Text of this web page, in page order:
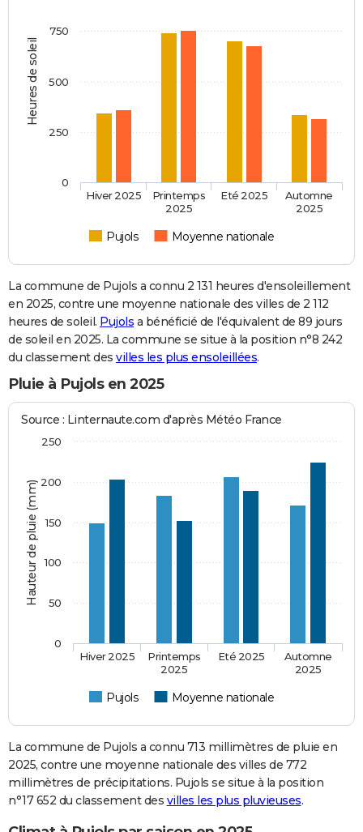
Heures de soleil
Pujols Moyenne nationale
Hiver 2025
Printemps
2025
Eté 2025
Automne
2025
0
250
500
750
La commune de Pujols a connu 2 131 heures d'ensoleillement
en 2025, contre une moyenne nationale des villes de 2 112
heures de soleil. Pujols a bénéficié de l'équivalent de 89 jours
de soleil en 2025. La commune se situe à la position n°8 242
du classement des villes les plus ensoleillées.
Pluie à Pujols en 2025
Hauteur de pluie (mm)
Source : Linternaute.com d'après Météo France
Pujols Moyenne nationale
Hiver 2025
Printemps
2025
Eté 2025
Automne
2025
0
50
100
150
200
250
La commune de Pujols a connu 713 millimètres de pluie en
2025, contre une moyenne nationale des villes de 772
millimètres de précipitations. Pujols se situe à la position
n°17 652 du classement des villes les plus pluvieuses.